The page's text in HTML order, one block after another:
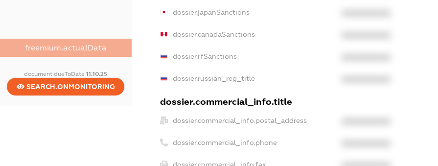
freemium.actualData
document.dueToDate11.10.25
SEARCH.ONMONITORING
dossier.japanSanctions
dossier.canadaSanctions
dossier.rfSanctions
dossier.russian_reg_title
dossier.commercial_info.title
dossier.commercial_info.postal_address
dossier.commercial_info.phone
dossier.commercial_info.fax